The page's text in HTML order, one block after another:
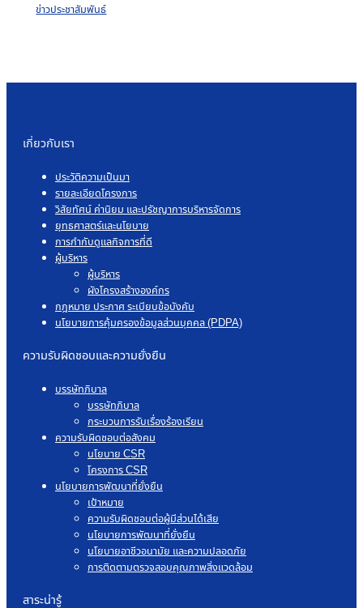
ข่าวประชาสัมพันธ์
เกี่ยวกับเรา
ประวัติความเป็นมา
รายละเอียดโครงการ
วิสัยทัศน์ ค่านิยม และปรัชญาการบริหารจัดการ
ยุทธศาสตร์และนโยบาย
การกำกับดูแลกิจการที่ดี
ผู้บริหาร
ผู้บริหาร
ผังโครงสร้างองค์กร
กฎหมาย ประกาศ ระเบียบข้อบังคับ
นโยบายการคุ้มครองข้อมูลส่วนบุคคล (PDPA)
ความรับผิดชอบและความยั่งยืน
บรรษัทภิบาล
บรรษัทภิบาล
กระบวนการรับเรื่องร้องเรียน
ความรับผิดชอบต่อสังคม
นโยบาย CSR
โครงการ CSR
นโยบายการพัฒนาที่ยั่งยืน
เป้าหมาย
ความรับผิดชอบต่อผู้มีส่วนได้เสีย
นโยบายการพัฒนาที่ยั่งยืน
นโยบายอาชีวอนามัย และความปลอดภัย
การติดตามตรวจสอบคุณภาพสิ่งแวดล้อม
สาระน่ารู้